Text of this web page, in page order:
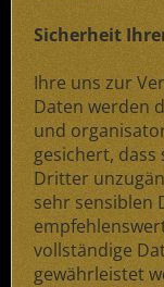
Sicherheit
Ihre uns zur
Daten werden
und
gesichert,
Dritter
sehr sensiblen
vollständige
gewährleistet